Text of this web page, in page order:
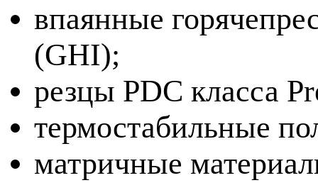
впаянные
(GHI);
резцы PDC класса
термостабильные
матричные